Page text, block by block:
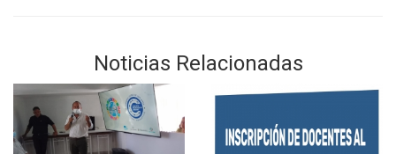
Noticias Relacionadas